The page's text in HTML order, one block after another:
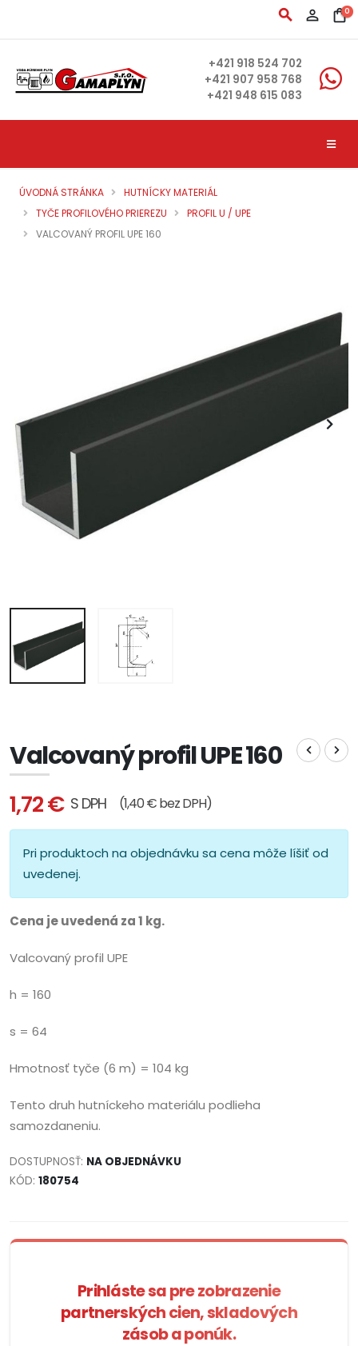
search person_outline shopping_bag0
+421 918 524 702
+421 907 958 768
+421 948 615 083
ÚVODNÁ STRÁNKA
HUTNÍCKY MATERIÁL
TYČE PROFILOVÉHO PRIEREZU
PROFIL U / UPE
VALCOVANÝ PROFIL UPE 160
Valcovaný profil UPE 160
1,72 € S DPH (1,40 € bez DPH)
Pri produktoch na objednávku sa cena môže líšiť od
uvedenej.
Cena je uvedená za 1 kg.
Valcovaný profil UPE
h = 160
s = 64
Hmotnosť tyče (6 m) = 104 kg
Tento druh hutníckeho materiálu podlieha
samozdaneniu.
DOSTUPNOSŤ: NA OBJEDNÁVKU
KÓD: 180754
Prihláste sa pre zobrazenie
partnerských cien, skladových
zásob a ponúk.